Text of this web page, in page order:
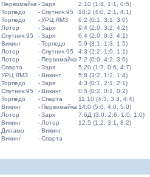
Первомайка -Заря
2:10 (1:4, 1:1, 0:5)
Торпедо -Спутник 95
10:2 (4:0, 2:1, 4:1)
Торпедо -УРЦ ЯМЗ
6:2 (0:1, 3:1, 3:0)
Лотор -Заря
9:4 (2:0, 3:2, 4:2)
Спутник 95 -Заря
6:4 (2:0, 0:3, 4:1)
Викинг -Торпедо
5:9 (3:1, 1:3, 1:5)
Лотор -Спутник 95
4:3 (2:2, 1:0, 1:1)
Лотор -Первомайка 7:2 (0:0, 4:2, 3:0)
Спарта -Заря
5:20 (1:7, 0:6, 4:7)
УРЦ ЯМЗ -Викинг
5:8 (3:2, 1:2, 1:4)
Торпедо -Заря
4:3 (0:1, 2:1, 2:1)
Спутник 95 -Викинг
0:5 (0:2, 0:1, 0:2)
Торпедо -Спарта
11:10 (4:3, 3:3, 4:4)
Викинг -Первомайка 14:0 (5:0, 4:0, 5:0)
Лотор -Заря
7:6Д (3:0, 2:6, 1:0, 1:0)
Викинг - Лотор
12:5 (1:2, 3:1, 8:2)
Динамо -Викинг
Викинг -Спарта